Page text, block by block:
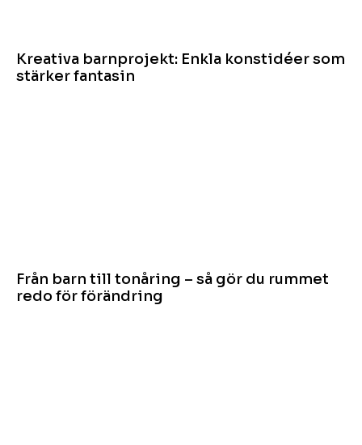
Kreativa barnprojekt: Enkla konstidéer som
stärker fantasin
Från barn till tonåring – så gör du rummet
redo för förändring